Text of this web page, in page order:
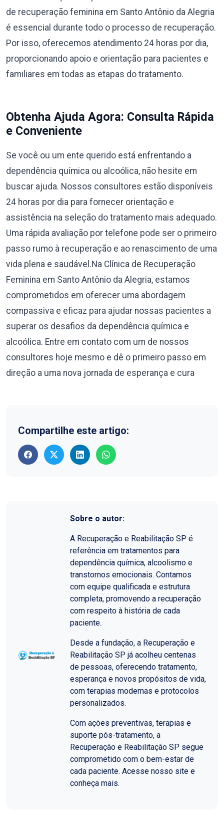
de recuperação feminina em Santo Antônio da Alegria
é essencial durante todo o processo de recuperação.
Por isso, oferecemos atendimento 24 horas por dia,
proporcionando apoio e orientação para pacientes e
familiares em todas as etapas do tratamento.
Obtenha Ajuda Agora: Consulta Rápida
e Conveniente
Se você ou um ente querido está enfrentando a
dependência química ou alcoólica, não hesite em
buscar ajuda. Nossos consultores estão disponíveis
24 horas por dia para fornecer orientação e
assistência na seleção do tratamento mais adequado.
Uma rápida avaliação por telefone pode ser o primeiro
passo rumo à recuperação e ao renascimento de uma
vida plena e saudável.Na Clínica de Recuperação
Feminina em Santo Antônio da Alegria, estamos
comprometidos em oferecer uma abordagem
compassiva e eficaz para ajudar nossas pacientes a
superar os desafios da dependência química e
alcoólica. Entre em contato com um de nossos
consultores hoje mesmo e dê o primeiro passo em
direção a uma nova jornada de esperança e cura
Compartilhe este artigo:
Sobre o autor:
A Recuperação e Reabilitação SP é
referência em tratamentos para
dependência química, alcoolismo e
transtornos emocionais. Contamos
com equipe qualificada e estrutura
completa, promovendo a recuperação
com respeito à história de cada
paciente.
Desde a fundação, a Recuperação e
Reabilitação SP já acolheu centenas
de pessoas, oferecendo tratamento,
esperança e novos propósitos de vida,
com terapias modernas e protocolos
personalizados.
Com ações preventivas, terapias e
suporte pós-tratamento, a
Recuperação e Reabilitação SP segue
comprometido com o bem-estar de
cada paciente. Acesse nosso site e
conheça mais.